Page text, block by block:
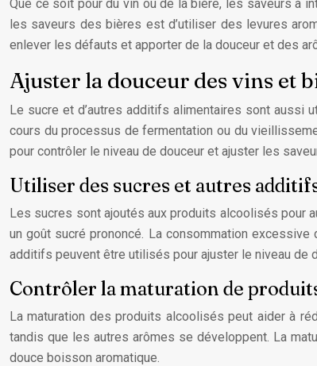
Que ce soit pour du vin ou de la bière, les saveurs à
les saveurs des bières est d’utiliser des levures
enlever les défauts et apporter de la douceur et des
Ajuster la douceur des vins et
Le sucre et d’autres additifs alimentaires sont aussi
cours du processus de fermentation ou du
pour contrôler le niveau de douceur et ajuster les
Utiliser des sucres et autres
Les sucres sont ajoutés aux produits alcoolisés pour
un goût sucré prononcé. La consommation
additifs peuvent être utilisés pour ajuster le niveau de
Contrôler la maturation de
La maturation des produits alcoolisés peut aider à
tandis que les autres arômes se développent. La
douce boisson aromatique.